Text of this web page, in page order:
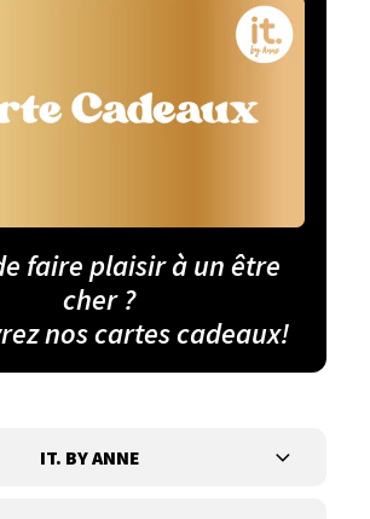
faire plaisir à un être
cher ?
nos cartes cadeaux!
IT. BY ANNE